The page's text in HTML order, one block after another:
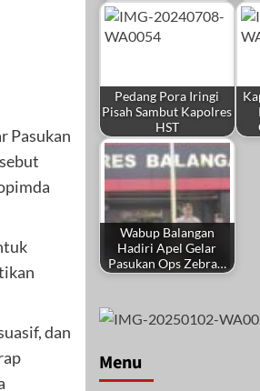
Pasukan
dan
Pedang Pora Iringi
Pisah Sambut Kapolres
HST
Wabup Balangan
Hadiri Apel Gelar
Pasukan Ops Zebra…
Menu